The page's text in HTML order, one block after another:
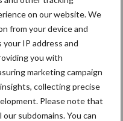
on our website. We
from your device and
IP address and
you with
marketing campaign
collecting precise
Please note that
subdomains. You can
flexibele
kent